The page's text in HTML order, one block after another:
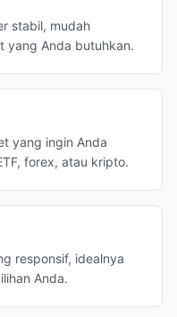
stabil, mudah
yang Anda butuhkan.
yang ingin Anda
forex, atau kripto.
responsif, idealnya
Anda.